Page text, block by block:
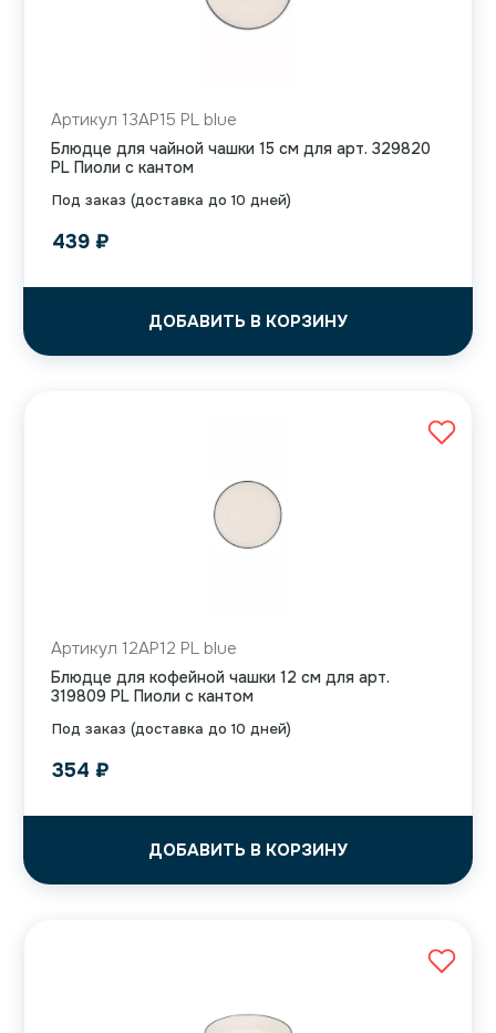
Под заказ (доставка до 10 дней)
Артикул 13AP15 PL blue
Блюдце для чайной чашки 15 см для арт. 329820
PL Пиоли с кантом
439 ₽
ДОБАВИТЬ В КОРЗИНУ
Под заказ (доставка до 10 дней)
Артикул 12AP12 PL blue
Блюдце для кофейной чашки 12 см для арт.
319809 PL Пиоли с кантом
354 ₽
ДОБАВИТЬ В КОРЗИНУ